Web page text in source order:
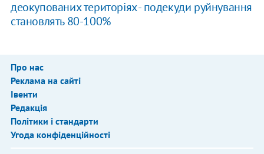
деокупованих територіях - подекуди руйнування
становлять 80-100%
Про нас
Реклама на сайті
Івенти
Редакція
Політики і стандарти
Угода конфіденційності